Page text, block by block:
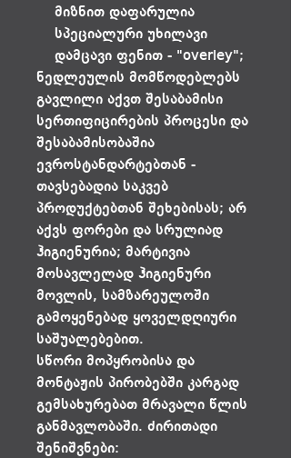
მიზნით დაფარულია
სპეციალური უხილავი
დამცავი ფენით - "overley";
ნედლეულის მომწოდებლებს
გავლილი აქვთ შესაბამისი
სერთიფიცირების პროცესი და
შესაბამისობაშია
ევროსტანდარტებთან -
თავსებადია საკვებ
პროდუქტებთან შეხებისას; არ
აქვს ფორები და სრულიად
ჰიგიენურია; მარტივია
მოსავლელად ჰიგიენური
მოვლის, სამზარეულოში
გამოყენებად ყოველდღიური
საშუალებებით.
სწორი მოპყრობისა და
მონტაჟის პირობებში კარგად
გემსახურებათ მრავალი წლის
განმავლობაში. ძირითადი
შენიშვნები: